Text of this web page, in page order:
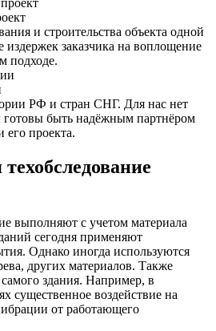
и строительства объекта одной
заказчика на воплощение
подходе.
РФ и стран СНГ. Для нас нет
быть надёжным партнёром
его проекта.
выполняют с учетом материала
сегодня применяют
Однако иногда используются
других материалов. Также
здания. Например, в
существенное воздействие на
от работающего